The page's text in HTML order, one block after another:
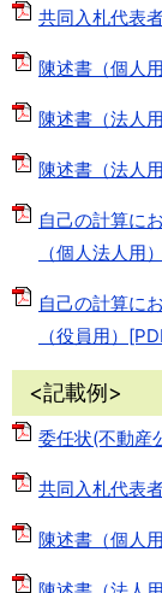
共同入札代表
陳述書（個人
陳述書（法人
陳述書（法人
自己の計算に
（個人法人用
自己の計算に
（役員用）
<記載例>
委任状(不動産
共同入札代表
陳述書（個人